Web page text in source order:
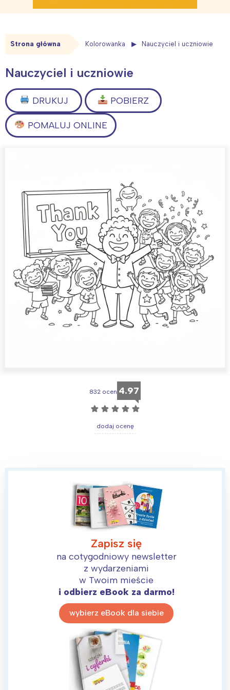
Strona główna Kolorowanka Nauczyciel i uczniowie
Nauczyciel i uczniowie
DRUKUJ POBIERZ
POMALUJ ONLINE
832 ocen 4.97
☆ ☆ ☆ ☆ ☆
dodaj ocenę
Zapisz się
na cotygodniowy newsletter
z wydarzeniami
w Twoim mieście
i odbierz eBook za darmo!
wybierz eBook dla siebie